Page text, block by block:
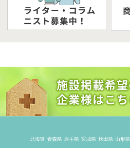
北海道 青森県 岩手県 宮城県 秋田県 山形県